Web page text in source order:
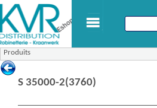
Produits